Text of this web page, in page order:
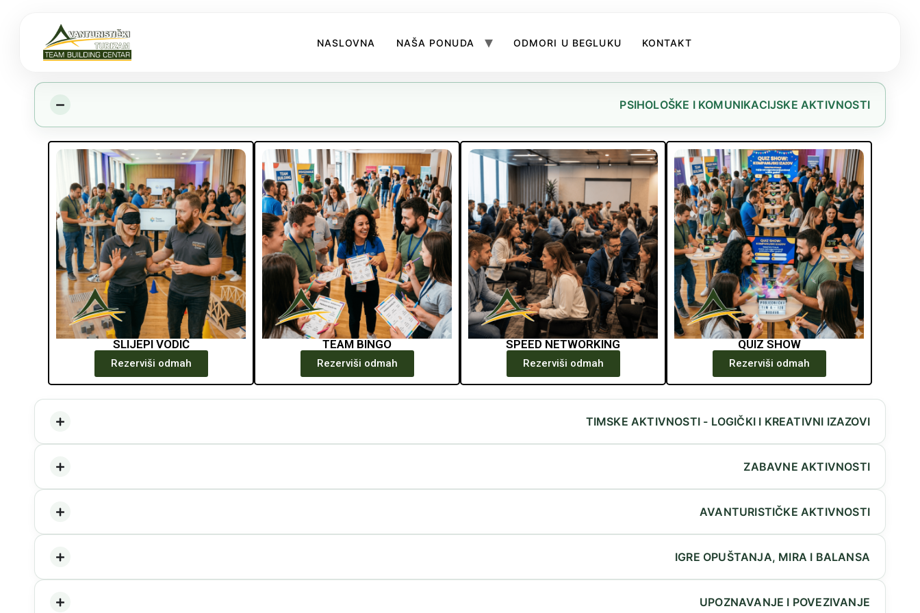
NASLOVNA NAŠA PONUDA ODMORI U BEGLUKU KONTAKT
PSIHOLOŠKE I KOMUNIKACIJSKE AKTIVNOSTI
SLIJEPI VODIČ
Rezerviši odmah
TEAM BINGO
Rezerviši odmah
SPEED NETWORKING
Rezerviši odmah
QUIZ SHOW
Rezerviši odmah
TIMSKE AKTIVNOSTI - LOGIČKI I KREATIVNI IZAZOVI
ZABAVNE AKTIVNOSTI
AVANTURISTIČKE AKTIVNOSTI
IGRE OPUŠTANJA, MIRA I BALANSA
UPOZNAVANJE I POVEZIVANJE